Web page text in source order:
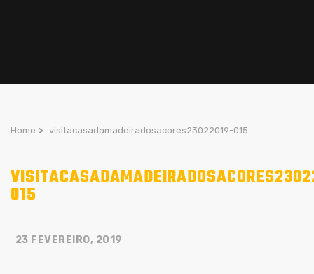
Home > visitacasadamadeiradosacores23022019-015
015
23 FEVEREIRO, 2019